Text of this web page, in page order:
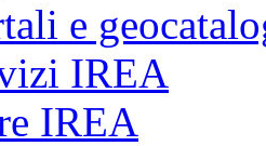
e
IREA
IREA